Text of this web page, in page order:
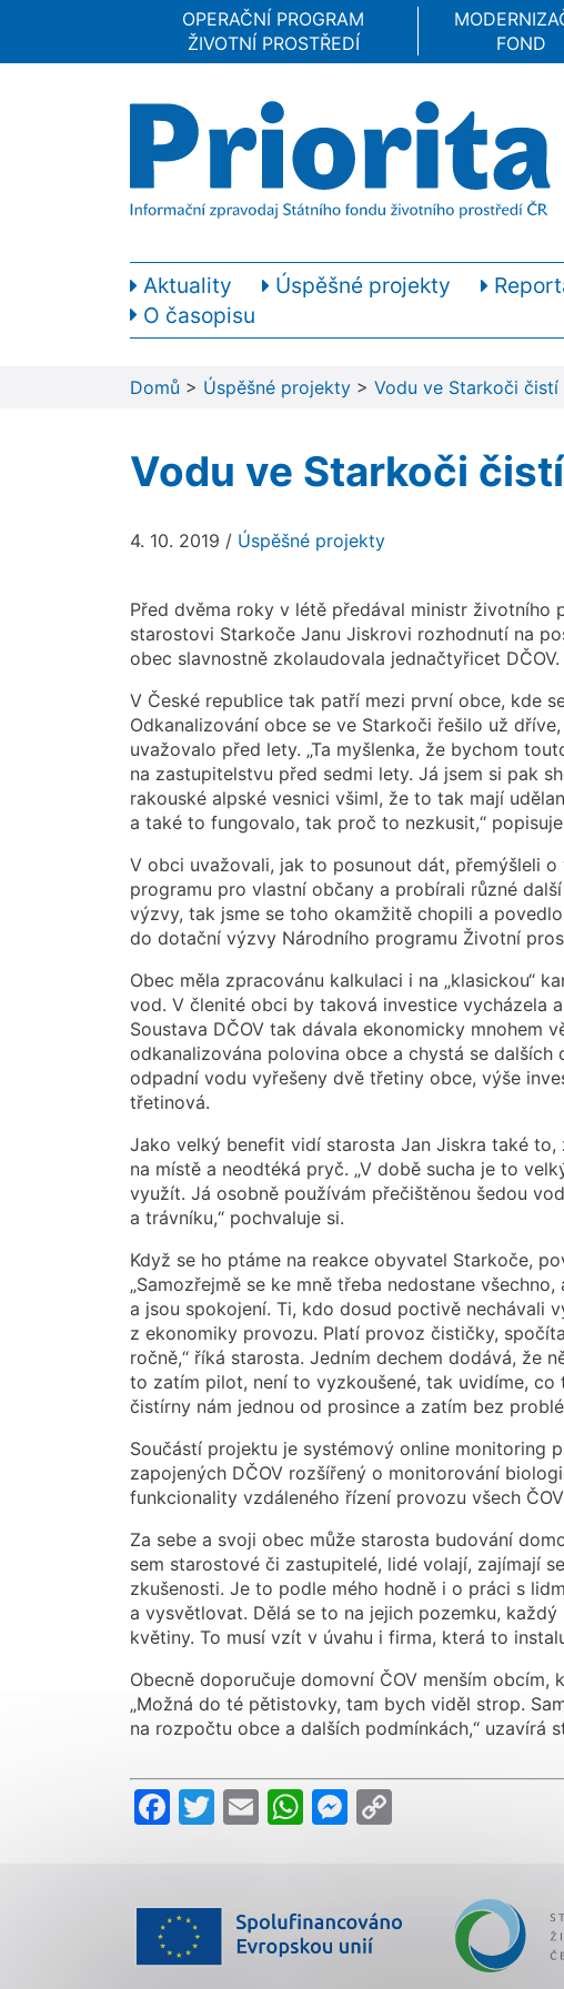
OPERAČNÍ PROGRAM
ŽIVOTNÍ PROSTŘEDÍ
FOND
Aktuality Úspěšné projekty
O časopisu
Domů > Úspěšné projekty > Vodu ve Starkoči čistí
Vodu ve Starkoči
4. 10. 2019 / Úspěšné projekty
Před dvěma roky v létě předával ministr životního
starostovi Starkoče Janu Jiskrovi rozhodnutí na
obec slavnostně zkolaudovala jednačtyřicet DČOV.
V České republice tak patří mezi první obce, kde
Odkanalizování obce se ve Starkoči řešilo už
uvažovalo před lety. „Ta myšlenka, že bychom
na zastupitelstvu před sedmi lety. Já jsem si pak
rakouské alpské vesnici všiml, že to tak mají
a také to fungovalo, tak proč to nezkusit,“
V obci uvažovali, jak to posunout dát, přemýšleli
programu pro vlastní občany a probírali různé
výzvy, tak jsme se toho okamžitě chopili a
do dotační výzvy Národního programu Životní
Obec měla zpracovánu kalkulaci i na „klasickou“
vod. V členité obci by taková investice vycházela
Soustava DČOV tak dávala ekonomicky mnohem
odkanalizována polovina obce a chystá se dalších
odpadní vodu vyřešeny dvě třetiny obce, výše
třetinová.
Jako velký benefit vidí starosta Jan Jiskra také to,
na místě a neodtéká pryč. „V době sucha je to
využít. Já osobně používám přečištěnou šedou
a trávníku,“ pochvaluje si.
Když se ho ptáme na reakce obyvatel Starkoče,
„Samozřejmě se ke mně třeba nedostane
a jsou spokojení. Ti, kdo dosud poctivě nechávali
z ekonomiky provozu. Platí provoz čističky,
ročně,“ říká starosta. Jedním dechem dodává, že
to zatím pilot, není to vyzkoušené, tak uvidíme,
čistírny nám jednou od prosince a zatím bez
Součástí projektu je systémový online monitoring
zapojených DČOV rozšířený o monitorování
funkcionality vzdáleného řízení provozu všech
Za sebe a svoji obec může starosta budování
sem starostové či zastupitelé, lidé volají, zajímají
zkušenosti. Je to podle mého hodně i o práci s
a vysvětlovat. Dělá se to na jejich pozemku,
květiny. To musí vzít v úvahu i firma, která to
Obecně doporučuje domovní ČOV menším obcím,
„Možná do té pětistovky, tam bych viděl strop.
na rozpočtu obce a dalších podmínkách,“ uzavírá
Facebook
Twitter
EmailWhatsApp
Messenger